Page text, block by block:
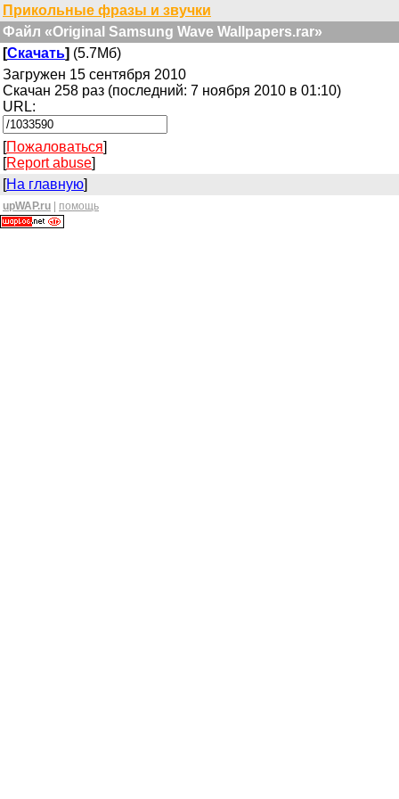
Прикольные фразы и звучки
Файл «Original Samsung Wave Wallpapers.rar»
[Скачать] (5.7Мб)
Загружен 15 сентября 2010
Скачан 258 раз (последний: 7 ноября 2010 в 01:10)
URL:
[Пожаловаться]
[Report abuse]
[На главную]
upWAP.ru помощь